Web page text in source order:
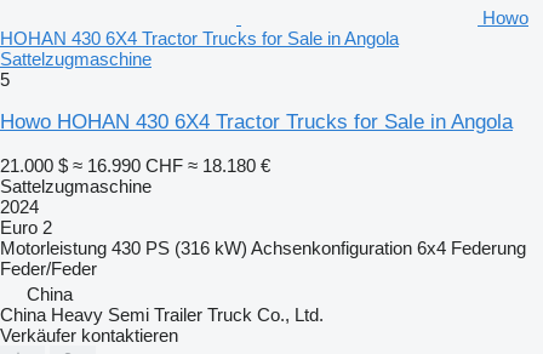
Howo
HOHAN 430 6X4 Tractor Trucks for Sale in Angola
Sattelzugmaschine
5
Howo HOHAN 430 6X4 Tractor Trucks for Sale in Angola
21.000 $ ≈ 16.990 CHF ≈ 18.180 €
Sattelzugmaschine
2024
Euro 2
Motorleistung 430 PS (316 kW) Achsenkonfiguration 6x4 Federung
Feder/Feder
China
China Heavy Semi Trailer Truck Co., Ltd.
Verkäufer kontaktieren